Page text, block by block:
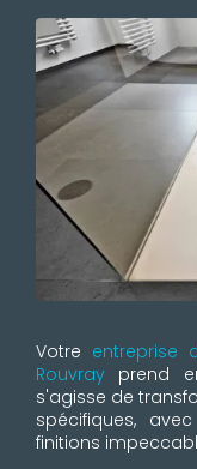
Votre entreprise
Rouvray prend
s'agisse de
spécifiques,
finitions